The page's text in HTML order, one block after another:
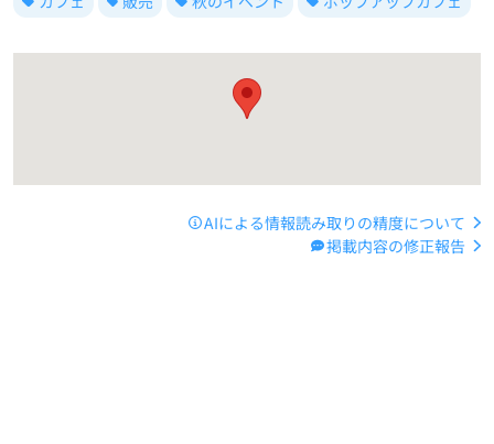
AIによる情報読み取りの精度について
掲載内容の修正報告